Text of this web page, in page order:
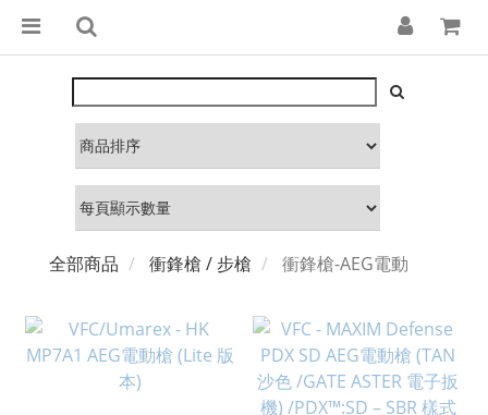
全部商品 衝鋒槍 / 步槍 衝鋒槍-AEG電動